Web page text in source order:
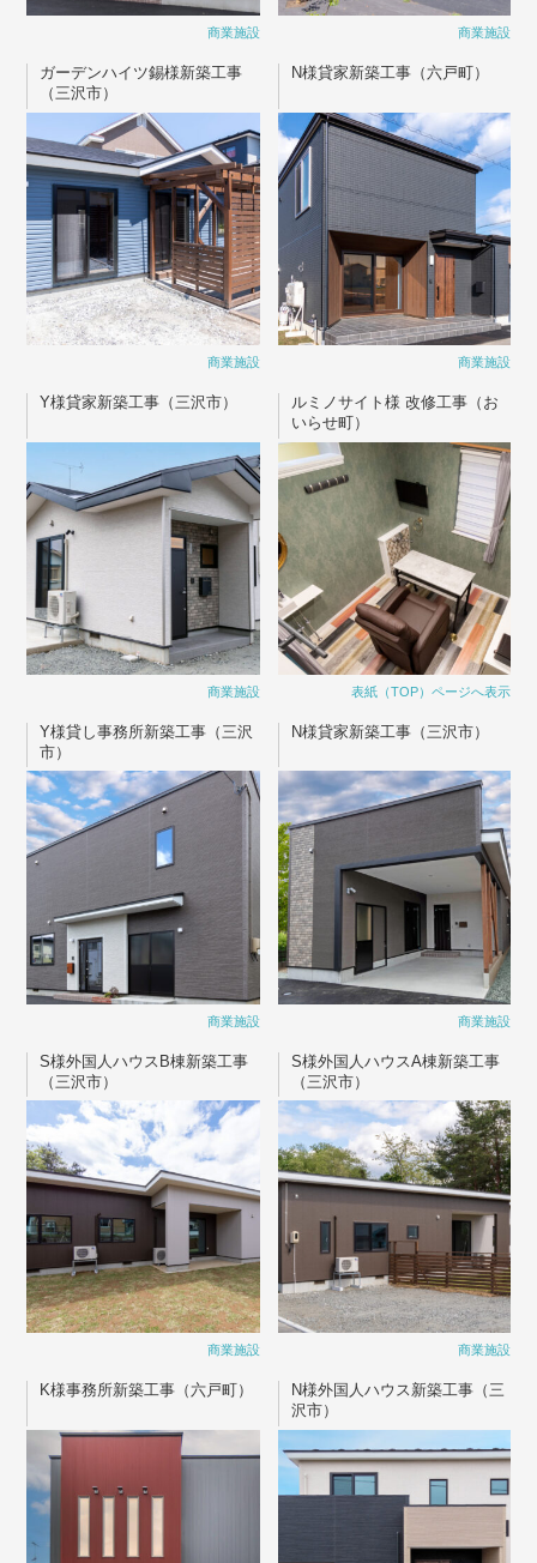
商業施設 商業施設
ガーデンハイツ錫様新築工事
（三沢市）
商業施設
N様貸家新築工事（六戸町）
商業施設
Y様貸家新築工事（三沢市）
商業施設
ルミノサイト様 改修工事（お
いらせ町）
表紙（TOP）ページへ表示
Y様貸し事務所新築工事（三沢
市）
商業施設
N様貸家新築工事（三沢市）
商業施設
S様外国人ハウスB棟新築工事
（三沢市）
商業施設
S様外国人ハウスA棟新築工事
（三沢市）
商業施設
K様事務所新築工事（六戸町）
N様外国人ハウス新築工事（三
沢市）